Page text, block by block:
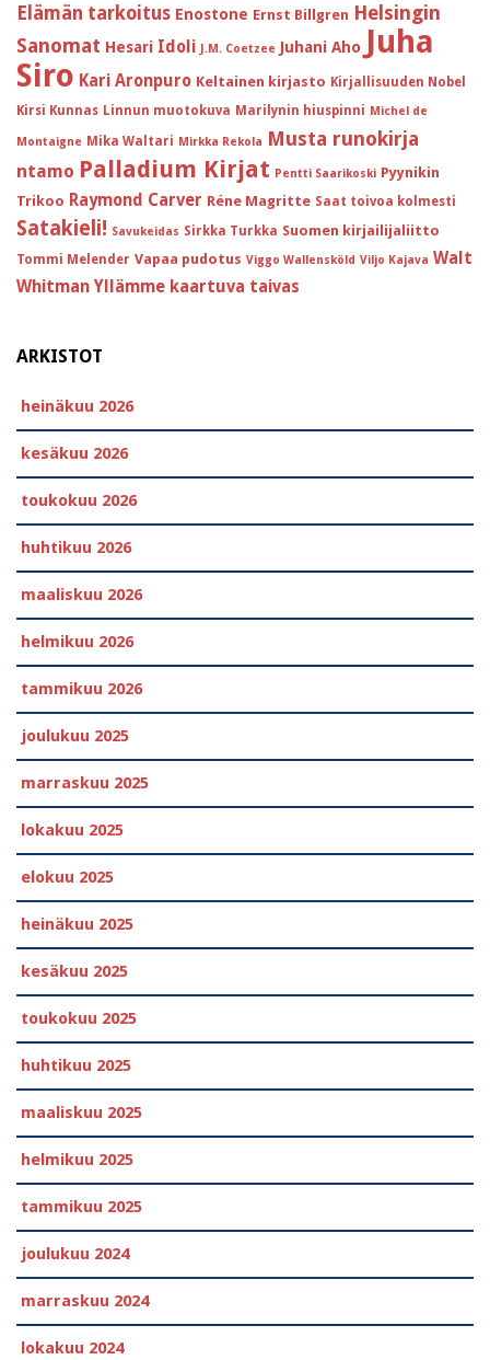
Elämän tarkoitus Enostone Ernst Billgren Helsingin
Sanomat Hesari Idoli J.M. Coetzee Juhani Aho Juha
Siro Kari Aronpuro Keltainen kirjasto Kirjallisuuden Nobel
Kirsi Kunnas Linnun muotokuva Marilynin hiuspinni Michel de
Montaigne Mika Waltari Mirkka Rekola Musta runokirja
ntamo Palladium Kirjat Pentti Saarikoski Pyynikin
Trikoo Raymond Carver Réne Magritte Saat toivoa kolmesti
Satakieli! Savukeidas Sirkka Turkka Suomen kirjailijaliitto
Tommi Melender Vapaa pudotus Viggo Wallensköld Viljo Kajava Walt
Whitman Yllämme kaartuva taivas
ARKISTOT
heinäkuu 2026
kesäkuu 2026
toukokuu 2026
huhtikuu 2026
maaliskuu 2026
helmikuu 2026
tammikuu 2026
joulukuu 2025
marraskuu 2025
lokakuu 2025
elokuu 2025
heinäkuu 2025
kesäkuu 2025
toukokuu 2025
huhtikuu 2025
maaliskuu 2025
helmikuu 2025
tammikuu 2025
joulukuu 2024
marraskuu 2024
lokakuu 2024